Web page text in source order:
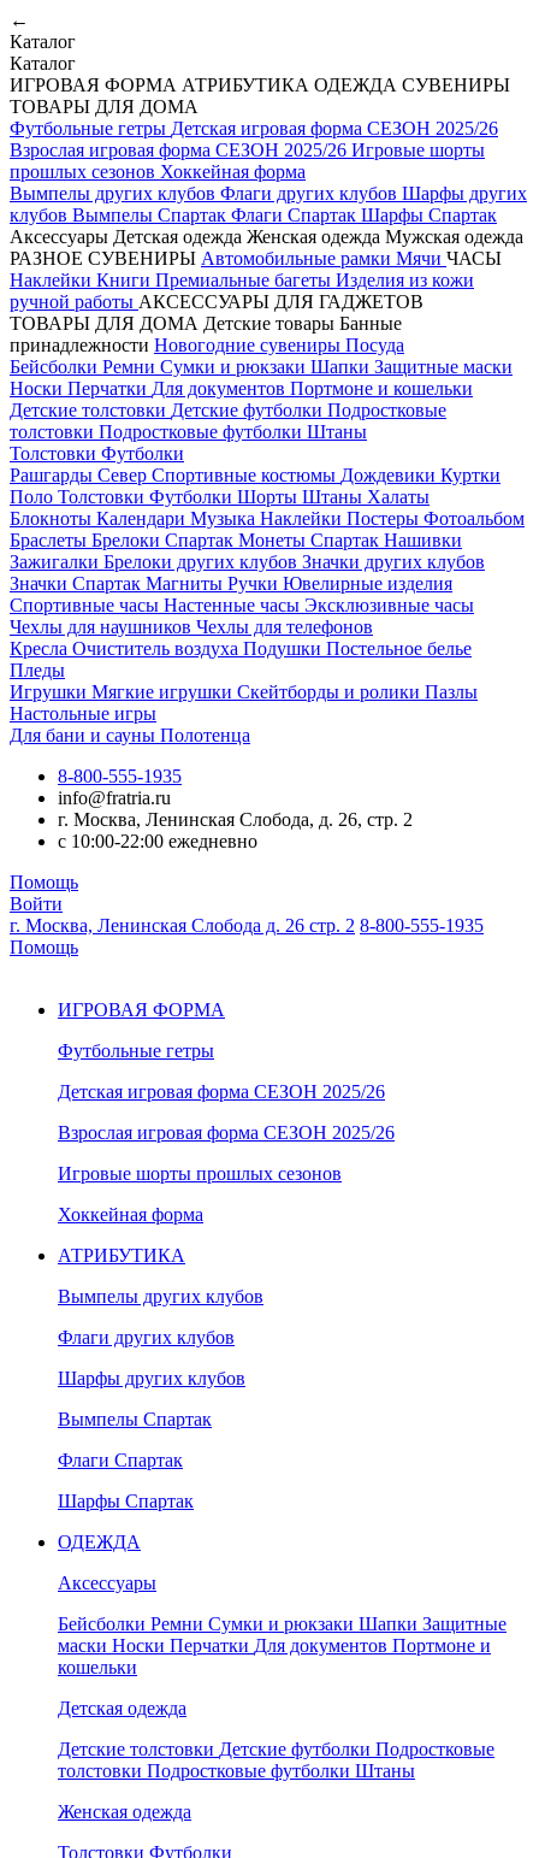
←
Каталог
Каталог
ИГРОВАЯ ФОРМА АТРИБУТИКА ОДЕЖДА СУВЕНИРЫ
ТОВАРЫ ДЛЯ ДОМА
Футбольные гетры Детская игровая форма СЕЗОН 2025/26
Взрослая игровая форма СЕЗОН 2025/26 Игровые шорты
прошлых сезонов Хоккейная форма
Вымпелы других клубов Флаги других клубов Шарфы других
клубов Вымпелы Спартак Флаги Спартак Шарфы Спартак
Аксессуары Детская одежда Женская одежда Мужская одежда
РАЗНОЕ СУВЕНИРЫ Автомобильные рамки Мячи ЧАСЫ
Наклейки Книги Премиальные багеты Изделия из кожи
ручной работы АКСЕССУАРЫ ДЛЯ ГАДЖЕТОВ
ТОВАРЫ ДЛЯ ДОМА Детские товары Банные
принадлежности Новогодние сувениры Посуда
Бейсболки Ремни Сумки и рюкзаки Шапки Защитные маски
Носки Перчатки Для документов Портмоне и кошельки
Детские толстовки Детские футболки Подростковые
толстовки Подростковые футболки Штаны
Толстовки Футболки
Рашгарды Север Спортивные костюмы Дождевики Куртки
Поло Толстовки Футболки Шорты Штаны Халаты
Блокноты Календари Музыка Наклейки Постеры Фотоальбом
Браслеты Брелоки Спартак Монеты Спартак Нашивки
Зажигалки Брелоки других клубов Значки других клубов
Значки Спартак Магниты Ручки Ювелирные изделия
Спортивные часы Настенные часы Эксклюзивные часы
Чехлы для наушников Чехлы для телефонов
Кресла Очиститель воздуха Подушки Постельное белье
Пледы
Игрушки Мягкие игрушки Скейтборды и ролики Пазлы
Настольные игры
Для бани и сауны Полотенца
8-800-555-1935
info@fratria.ru
г. Москва, Ленинская Слобода, д. 26, стр. 2
с 10:00-22:00 ежедневно
Помощь
Войти
г. Москва, Ленинская Слобода д. 26 стр. 2 8-800-555-1935
Помощь
ИГРОВАЯ ФОРМА
Футбольные гетры
Детская игровая форма СЕЗОН 2025/26
Взрослая игровая форма СЕЗОН 2025/26
Игровые шорты прошлых сезонов
Хоккейная форма
АТРИБУТИКА
Вымпелы других клубов
Флаги других клубов
Шарфы других клубов
Вымпелы Спартак
Флаги Спартак
Шарфы Спартак
ОДЕЖДА
Аксессуары
Бейсболки Ремни Сумки и рюкзаки Шапки Защитные
маски Носки Перчатки Для документов Портмоне и
кошельки
Детская одежда
Детские толстовки Детские футболки Подростковые
толстовки Подростковые футболки Штаны
Женская одежда
Толстовки Футболки